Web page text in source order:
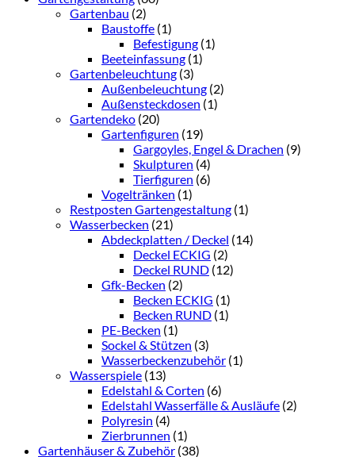
Gartenbau (2)
Baustoffe (1)
Befestigung (1)
Beeteinfassung (1)
Gartenbeleuchtung (3)
Außenbeleuchtung (2)
Außensteckdosen (1)
Gartendeko (20)
Gartenfiguren (19)
Gargoyles, Engel & Drachen (9)
Skulpturen (4)
Tierfiguren (6)
Vogeltränken (1)
Restposten Gartengestaltung (1)
Wasserbecken (21)
Abdeckplatten / Deckel (14)
Deckel ECKIG (2)
Deckel RUND (12)
Gfk-Becken (2)
Becken ECKIG (1)
Becken RUND (1)
PE-Becken (1)
Sockel & Stützen (3)
Wasserbeckenzubehör (1)
Wasserspiele (13)
Edelstahl & Corten (6)
Edelstahl Wasserfälle & Ausläufe (2)
Polyresin (4)
Zierbrunnen (1)
Gartenhäuser & Zubehör (38)